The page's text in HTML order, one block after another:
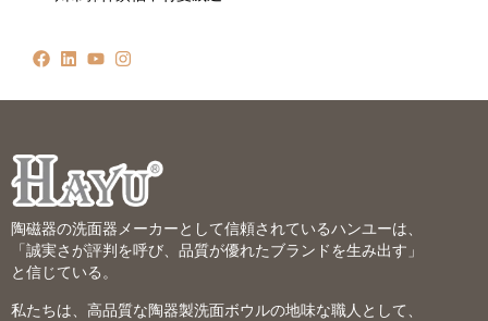
陶磁器の洗面器メーカーとして信頼されているハンユーは、
「誠実さが評判を呼び、品質が優れたブランドを生み出す」
と信じている。
私たちは、高品質な陶器製洗面ボウルの地味な職人として、